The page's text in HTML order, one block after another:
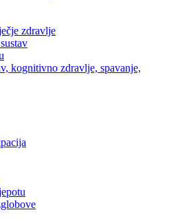
zdravlje
kognitivno zdravlje, spavanje,